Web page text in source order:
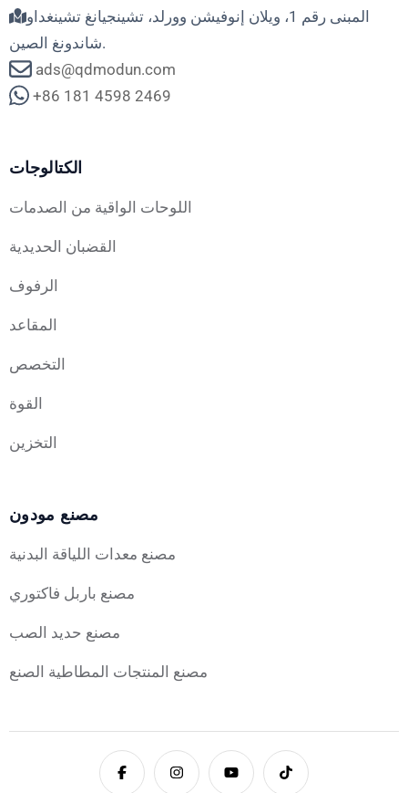
المبنى رقم 1، ويلان إنوفيشن وورلد، تشينجيانغ تشينغداو
شاندونغ الصين.
ads@qdmodun.com
+86 181 4598 2469
الكتالوجات
اللوحات الواقية من الصدمات
القضبان الحديدية
الرفوف
المقاعد
التخصص
القوة
التخزين
مصنع مودون
مصنع معدات اللياقة البدنية
مصنع باربل فاكتوري
مصنع حديد الصب
مصنع المنتجات المطاطية الصنع